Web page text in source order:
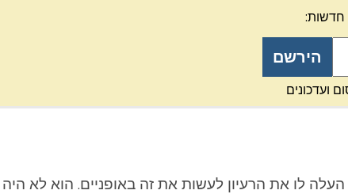
חדשות:
ועדכונים
העלה לו את הרעיון לעשות את זה באופניים. הוא לא